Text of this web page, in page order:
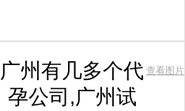
广州有几多个代
孕公司,广州试
查看图片